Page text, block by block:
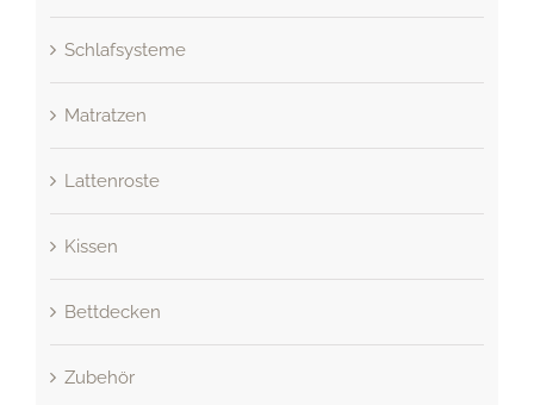
Schlafsysteme
Matratzen
Lattenroste
Kissen
Bettdecken
Zubehör